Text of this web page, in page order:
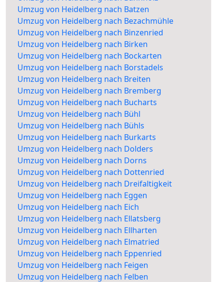
Umzug von Heidelberg nach Batzen
Umzug von Heidelberg nach Bezachmühle
Umzug von Heidelberg nach Binzenried
Umzug von Heidelberg nach Birken
Umzug von Heidelberg nach Bockarten
Umzug von Heidelberg nach Borstadels
Umzug von Heidelberg nach Breiten
Umzug von Heidelberg nach Bremberg
Umzug von Heidelberg nach Bucharts
Umzug von Heidelberg nach Bühl
Umzug von Heidelberg nach Bühls
Umzug von Heidelberg nach Burkarts
Umzug von Heidelberg nach Dolders
Umzug von Heidelberg nach Dorns
Umzug von Heidelberg nach Dottenried
Umzug von Heidelberg nach Dreifaltigkeit
Umzug von Heidelberg nach Eggen
Umzug von Heidelberg nach Eich
Umzug von Heidelberg nach Ellatsberg
Umzug von Heidelberg nach Ellharten
Umzug von Heidelberg nach Elmatried
Umzug von Heidelberg nach Eppenried
Umzug von Heidelberg nach Feigen
Umzug von Heidelberg nach Felben